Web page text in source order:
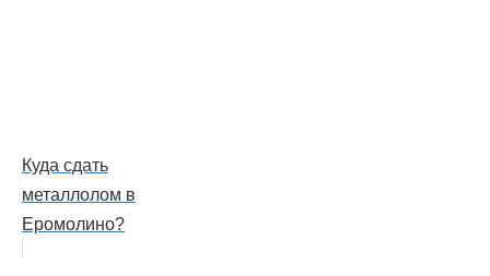
Куда сдать
металлолом в
Еромолино?